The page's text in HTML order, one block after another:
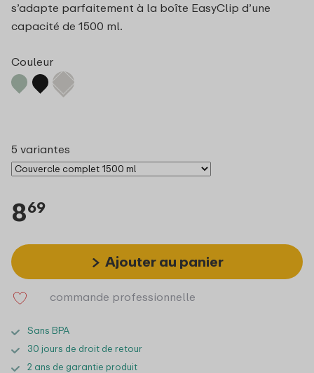
s’adapte parfaitement à la boîte EasyClip d’une
capacité de 1500 ml.
Couleur
5 variantes
869
Ajouter au panier
commande professionnelle
Sans BPA
30 jours de droit de retour
2 ans de garantie produit